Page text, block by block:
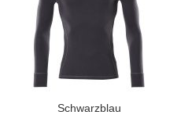
Schwarzblau